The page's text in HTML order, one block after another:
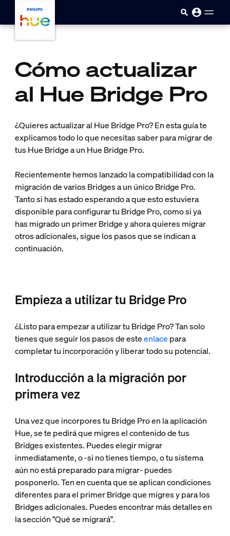
Saltar al contenido principal
Cómo actualizar
al Hue Bridge Pro
¿Quieres actualizar al Hue Bridge Pro? En esta guía te
explicamos todo lo que necesitas saber para migrar de
tus Hue Bridge a un Hue Bridge Pro.
Recientemente hemos lanzado la compatibilidad con la
migración de varios Bridges a un único Bridge Pro.
Tanto si has estado esperando a que esto estuviera
disponible para configurar tu Bridge Pro, como si ya
has migrado un primer Bridge y ahora quieres migrar
otros adicionales, sigue los pasos que se indican a
continuación.
Empieza a utilizar tu Bridge Pro
¿Listo para empezar a utilizar tu Bridge Pro? Tan solo
tienes que seguir los pasos de esteenlace para
completar tu incorporación y liberar todo su potencial.
Introducción a la migración por
primera vez
Una vez que incorpores tu Bridge Pro en la aplicación
Hue, se te pedirá que migres el contenido de tus
Bridges existentes. Puedes elegir migrar
inmediatamente, o -si no tienes tiempo, o tu sistema
aún no está preparado para migrar- puedes
posponerlo. Ten en cuenta que se aplican condiciones
diferentes para el primer Bridge que migres y para los
Bridges adicionales. Puedes encontrar más detalles en
la sección "Qué se migrará".